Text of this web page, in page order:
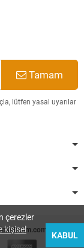
Tamam
lütfen yasal uyarılar
çerezler
kişisel
KABUL